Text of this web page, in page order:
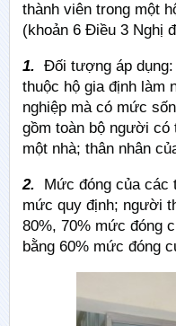
thành viên trong một
(khoản 6 Điều 3 Nghị
1. Đối tượng áp
thuộc hộ gia định làm
nghiệp mà có mức
gồm toàn bộ người có
một nhà; thân nhân
2. Mức đóng của các
mức quy định; người
80%, 70% mức đóng
bằng 60% mức đóng